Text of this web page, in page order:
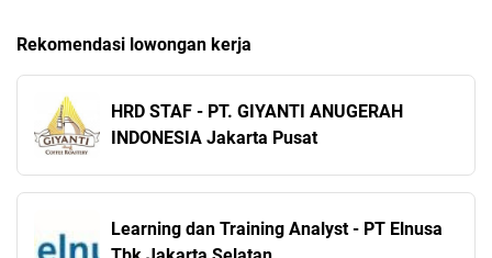
Rekomendasi lowongan kerja
HRD STAF - PT. GIYANTI ANUGERAH
INDONESIA Jakarta Pusat
Learning dan Training Analyst - PT Elnusa